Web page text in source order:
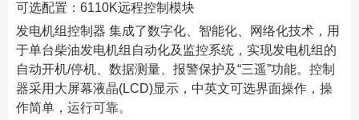
可选配置：6110K远程控制模块
发电机组控制器 集成了数字化、智能化、网络化技术，用
于单台柴油发电机组自动化及监控系统，实现发电机组的
自动开机/停机、数据测量、报警保护及“三遥”功能。控制
器采用大屏幕液晶(LCD)显示，中英文可选界面操作，操
作简单，运行可靠。